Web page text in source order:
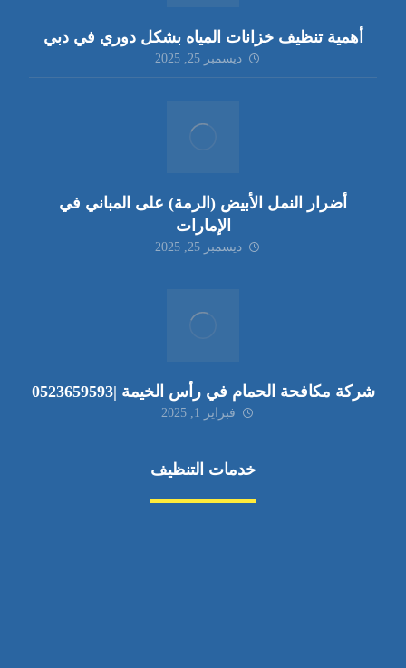
أهمية تنظيف خزانات المياه بشكل دوري في دبي
ديسمبر 25, 2025
أضرار النمل الأبيض (الرمة) على المباني في
الإمارات
ديسمبر 25, 2025
شركة مكافحة الحمام في رأس الخيمة |0523659593
فبراير 1, 2025
خدمات التنظيف